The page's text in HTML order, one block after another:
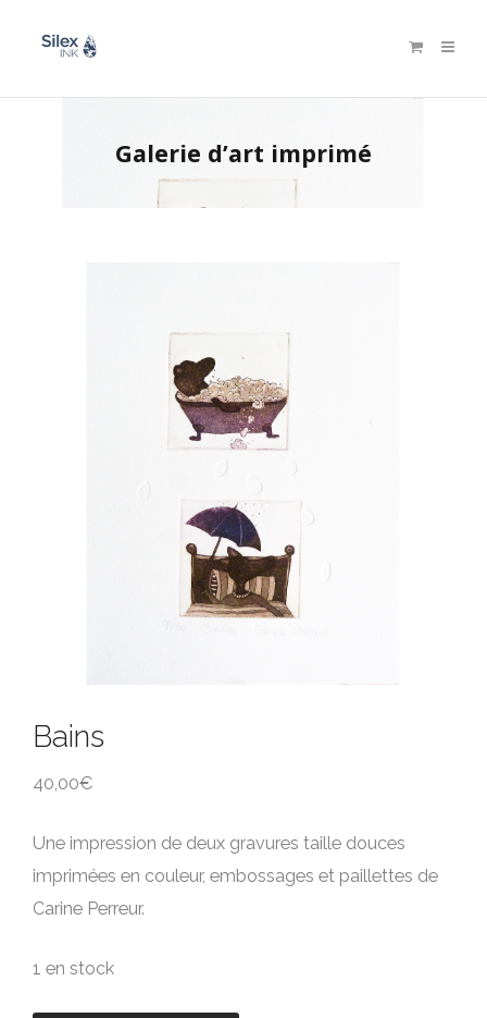
Galerie d’art imprimé
Bains
40,00€
Une impression de deux gravures taille douces
imprimées en couleur, embossages et paillettes de
Carine Perreur.
1 en stock